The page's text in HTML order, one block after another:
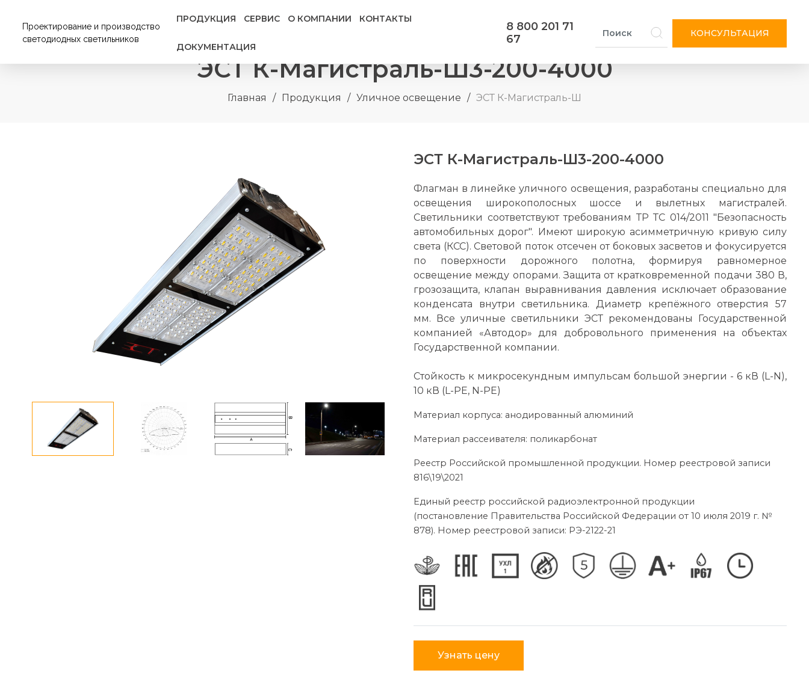
Проектирование и производство
светодиодных светильников
ПРОДУКЦИЯ СЕРВИС О КОМПАНИИ КОНТАКТЫ
ДОКУМЕНТАЦИЯ
8 800 201 71
67
КОНСУЛЬТАЦИЯ
ЭСТ К-Магистраль-Ш3-200-4000
Главная / Продукция / Уличное освещение / ЭСТ К-Магистраль-Ш
ЭСТ К-Магистраль-Ш3-200-4000
Флагман в линейке уличного освещения, разработаны специально для
освещения широкополосных шоссе и вылетных магистралей.
Светильники соответствуют требованиям ТР ТС 014/2011 "Безопасность
автомобильных дорог". Имеют широкую асимметричную кривую силу
света (КСС). Световой поток отсечен от боковых засветов и фокусируется
по поверхности дорожного полотна, формируя равномерное
освещение между опорами. Защита от кратковременной подачи 380 В,
грозозащита, клапан выравнивания давления исключает образование
конденсата внутри светильника. Диаметр крепёжного отверстия 57
мм. Все уличные светильники ЭСТ рекомендованы Государственной
компанией «Автодор» для добровольного применения на объектах
Государственной компании.
Стойкость к микросекундным импульсам большой энергии - 6 кВ (L-N),
10 кВ (L-PE, N-PE)
Материал корпуса: анодированный алюминий
Материал рассеивателя: поликарбонат
Реестр Российской промышленной продукции. Номер реестровой записи
816\19\2021
Единый реестр российской радиоэлектронной продукции
(постановление Правительства Российской Федерации от 10 июля 2019 г. №
878). Номер реестровой записи: РЭ-2122-21
Узнать цену